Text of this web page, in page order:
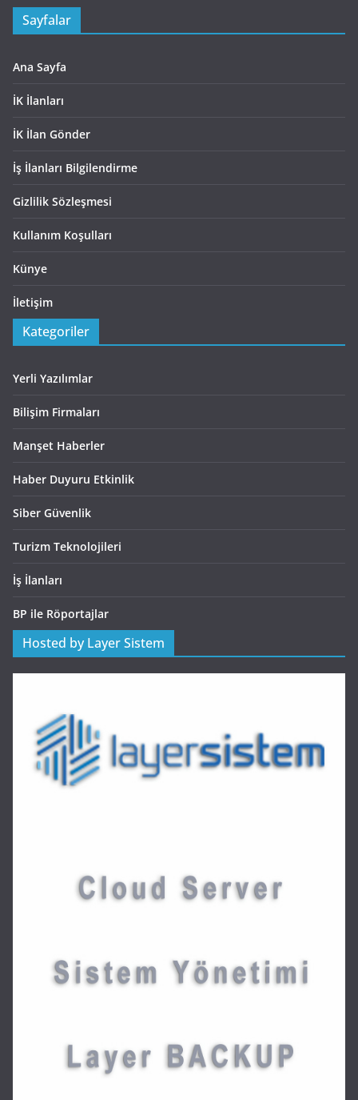
Sayfalar
Ana Sayfa
İK İlanları
İK İlan Gönder
İş İlanları Bilgilendirme
Gizlilik Sözleşmesi
Kullanım Koşulları
Künye
İletişim
Kategoriler
Yerli Yazılımlar
Bilişim Firmaları
Manşet Haberler
Haber Duyuru Etkinlik
Siber Güvenlik
Turizm Teknolojileri
İş İlanları
BP ile Röportajlar
Hosted by Layer Sistem